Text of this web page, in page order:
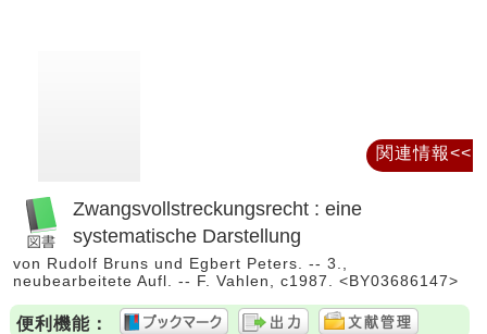
Zwangsvollstreckungsrecht : eine
systematische Darstellung
von Rudolf Bruns und Egbert Peters. -- 3.,
neubearbeitete Aufl. -- F. Vahlen, c1987. <BY03686147>
便利機能：
関連情報<<